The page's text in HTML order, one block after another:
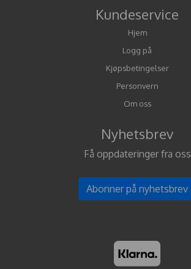
Kundeservice
Hjem
Logg på
Kjøpsbetingelser
Personvern
Om oss
Nyhetsbrev
Få oppdateringer fra oss
Abonner på nyhetsbrev